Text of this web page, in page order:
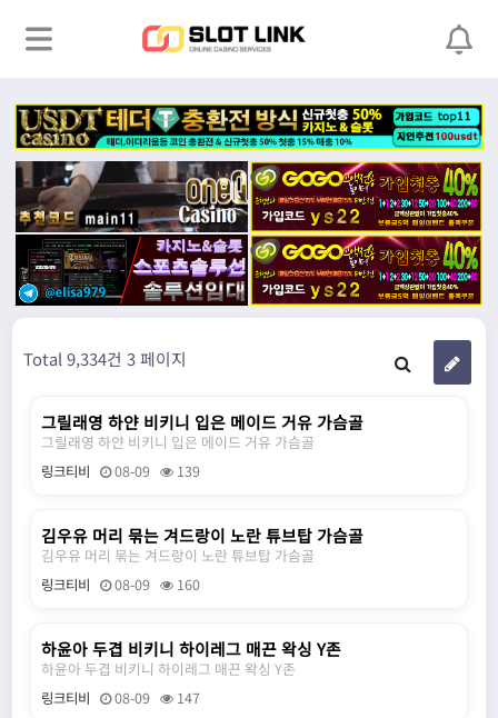
Total 9,334건 3 페이지
그릴래영 하얀 비키니 입은 메이드 거유 가슴골
그릴래영 하얀 비키니 입은 메이드 거유 가슴골
링크티비 08-09 139
김우유 머리 묶는 겨드랑이 노란 튜브탑 가슴골
김우유 머리 묶는 겨드랑이 노란 튜브탑 가슴골
링크티비 08-09 160
하윤아 두겹 비키니 하이레그 매끈 왁싱 Y존
하윤아 두겹 비키니 하이레그 매끈 왁싱 Y존
링크티비 08-09 147